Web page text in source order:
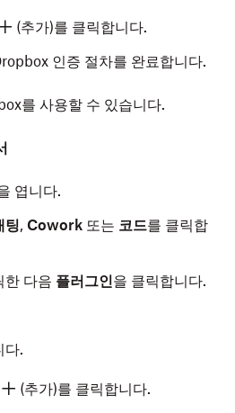
(추가)를 클릭합니다.
인증 절차를 완료합니다.
를 사용할 수 있습니다.
엽니다.
팅, Cowork 또는 코드를 클릭합
한 다음 플러그인을 클릭합니다.
다.
(추가)를 클릭합니다.